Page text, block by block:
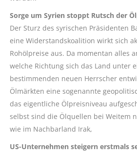
Sorge um Syrien stoppt Rutsch der
Der Sturz des syrischen Präsidenten
eine Widerstandskoalition wirkt sich
Rohölpreise aus. Da momentan alles
welche Richtung sich das Land unter
bestimmenden neuen Herrscher
Ölmärkten eine sogenannte
das eigentliche Ölpreisniveau
selbst sind die Ölquellen bei Weitem
wie im Nachbarland Irak,
US-Unternehmen steigern erstmals